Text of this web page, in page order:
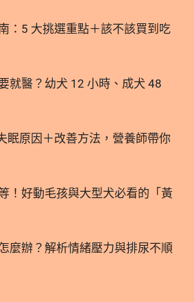
一個官方的政府監管或認證機
法權力。它的主要職責是依據科
統一的參考依據。 許多廠商會在
合這個規範，作為產品品質的基
不代表該協會對市場上的產品去
：5 大挑選重點＋該不該買到吃
就醫？幼犬 12 小時、成犬 48
眠原因＋改善方法，營養師帶你
！好動毛孩與大型犬必看的「黃
麼辦？解析情緒壓力與排尿不順